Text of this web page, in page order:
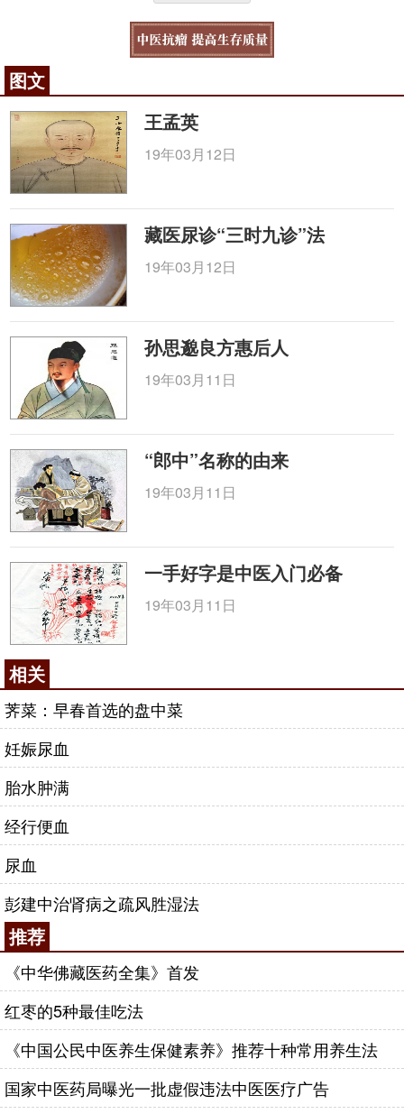
图文
王孟英
19年03月12日
藏医尿诊“三时九诊”法
19年03月12日
孙思邈良方惠后人
19年03月11日
“郎中”名称的由来
19年03月11日
一手好字是中医入门必备
19年03月11日
相关
荠菜：早春首选的盘中菜
妊娠尿血
胎水肿满
经行便血
尿血
彭建中治肾病之疏风胜湿法
推荐
《中华佛藏医药全集》首发
红枣的5种最佳吃法
《中国公民中医养生保健素养》推荐十种常用养生法
国家中医药局曝光一批虚假违法中医医疗广告